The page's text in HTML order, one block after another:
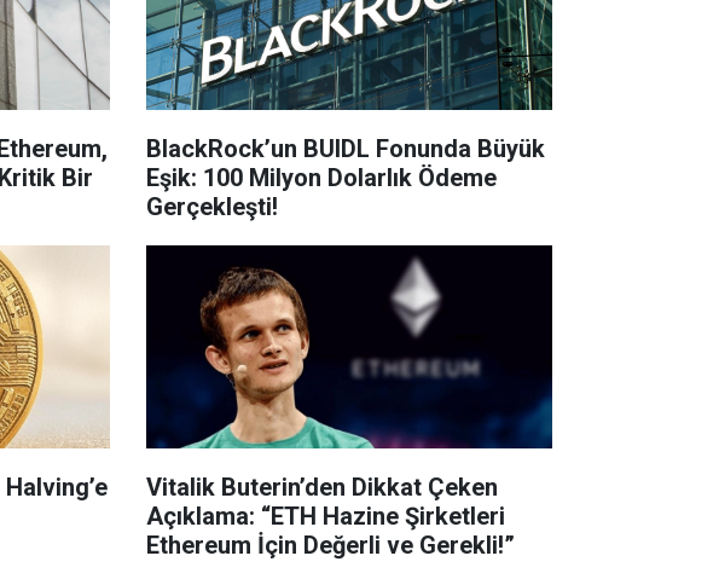
Bir
BlackRock’un BUIDL Fonunda Büyük
Eşik: 100 Milyon Dolarlık Ödeme
Gerçekleşti!
Vitalik Buterin’den Dikkat Çeken
Açıklama: “ETH Hazine Şirketleri
Ethereum İçin Değerli ve Gerekli!”